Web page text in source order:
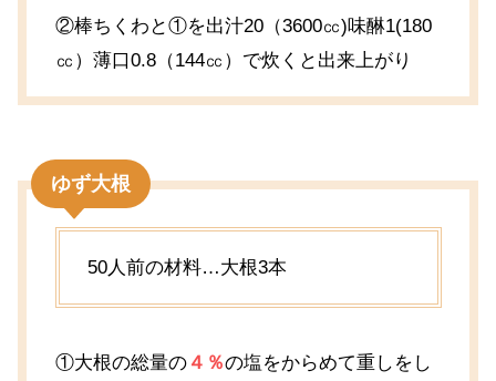
②棒ちくわと①を出汁20（3600㏄)味醂1(180
㏄）薄口0.8（144㏄）で炊くと出来上がり
ゆず大根
50人前の材料…大根3本
①大根の総量の４％の塩をからめて重しをし